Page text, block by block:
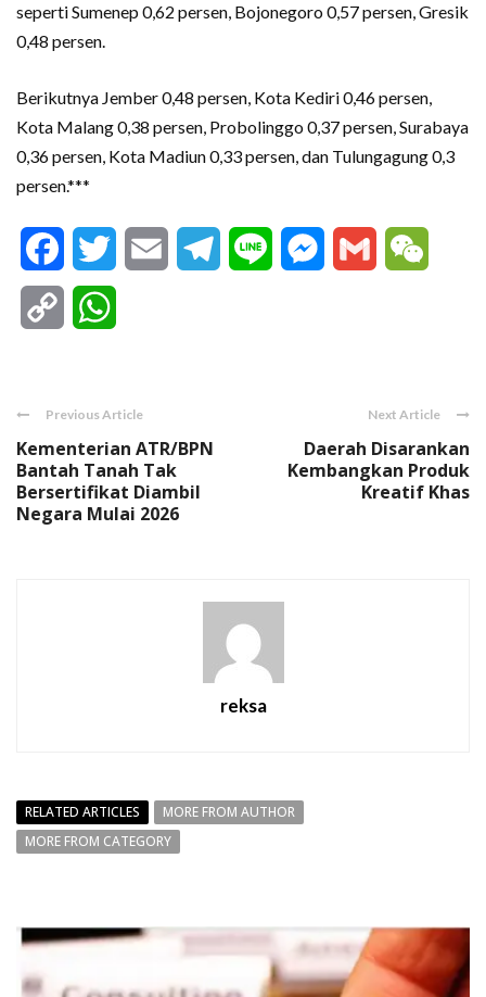
seperti Sumenep 0,62 persen, Bojonegoro 0,57 persen, Gresik
0,48 persen.
Berikutnya Jember 0,48 persen, Kota Kediri 0,46 persen,
Kota Malang 0,38 persen, Probolinggo 0,37 persen, Surabaya
0,36 persen, Kota Madiun 0,33 persen, dan Tulungagung 0,3
persen.***
FacebookTwitter Email Telegram
Line Messenger
Gmail
Copy
Previous Article
Kementerian ATR/BPN
Bantah Tanah Tak
Bersertifikat Diambil
Negara Mulai 2026
Next Article
Daerah Disarankan
Kembangkan Produk
Kreatif Khas
reksa
RELATED ARTICLES
MORE FROM AUTHOR
MORE FROM CATEGORY